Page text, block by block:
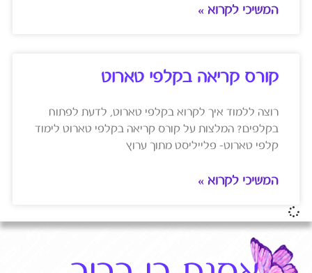
המשיכי לקרוא »
קורס קריאה בקלפי טארוט
רוצה ללמוד איך לקרוא בקלפי טארוט, לדעת לפתוח
בקלפים? המלצות על קורס קריאה בקלפי טארוט לימוד
קלפי טארוט- פלייליסט מתוך ערוץ
המשיכי לקרוא »